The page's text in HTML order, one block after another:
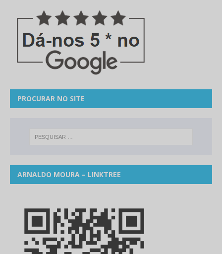
PROCURAR NO SITE
ARNALDO MOURA – LINKTREE